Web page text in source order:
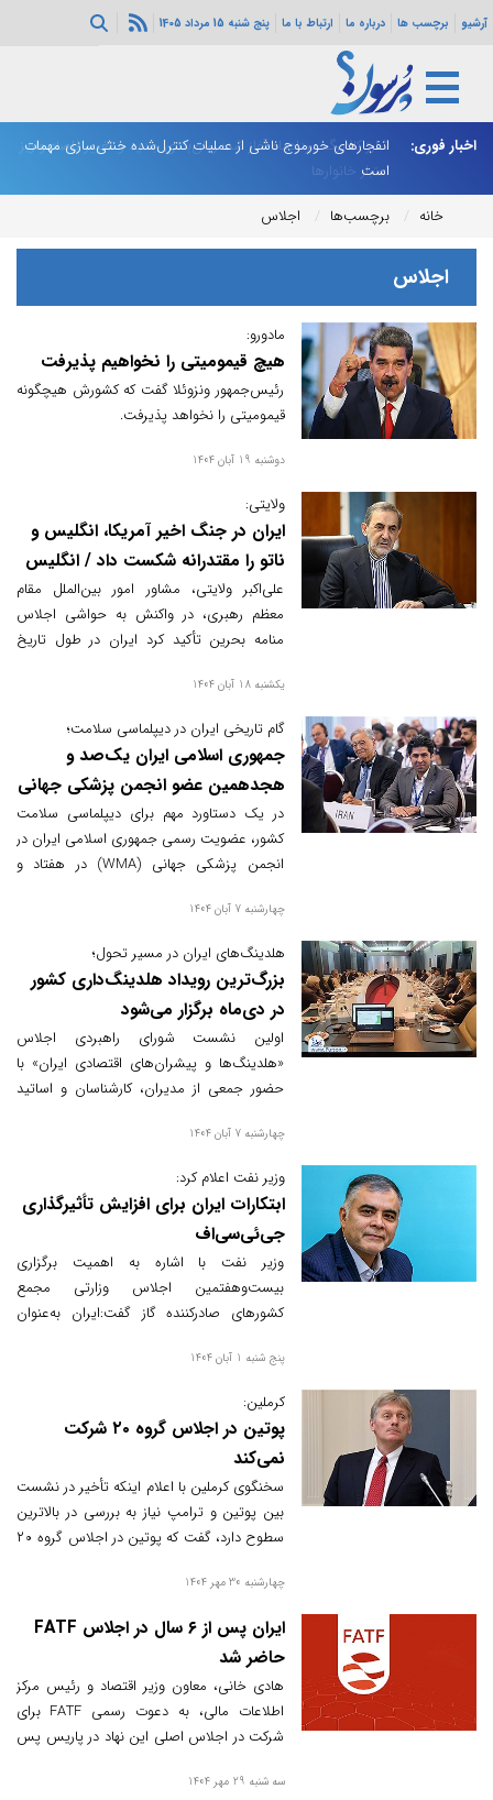
آرشیو برچسب ها درباره ما ارتباط با ما پنج شنبه 15 مرداد 1405
اخبار فوری:
فاصله واریز
انفجارهای خورموج ناشی از عملیات کنترل‌شده خنثی‌سازی مهمات
است
خانه برچسب‌ها اجلاس
اجلاس
مادورو:
هیچ قیمومیتی را نخواهیم پذیرفت
رئیس‌جمهور ونزوئلا گفت که کشورش هیچگونه
قیمومیتی را نخواهد پذیرفت.
دوشنبه 19 آبان 1404
ولایتی:
ایران در جنگ اخیر آمریکا، انگلیس و
ناتو را مقتدرانه شکست داد / انگلیس
پشت‌پرده اجلاس منامه است
علی‌اکبر ولایتی، مشاور امور بین‌الملل مقام
معظم رهبری، در واکنش به حواشی اجلاس
منامه بحرین تأکید کرد ایران در طول تاریخ
همواره حامی کشورهای کوچک منطقه بوده
است.
یکشنبه 18 آبان 1404
گام تاریخی ایران در دیپلماسی سلامت؛
جمهوری اسلامی ایران یک‌صد و
هجدهمین عضو انجمن پزشکی جهانی
شد
در یک دستاورد مهم برای دیپلماسی سلامت
کشور، عضویت رسمی جمهوری اسلامی ایران در
انجمن پزشکی جهانی (WMA) در هفتاد و
تصویب رسید.
چهارشنبه 7 آبان 1404
هلدینگ‌های ایران در مسیر تحول؛
بزرگ‌ترین رویداد هلدینگ‌داری کشور
در دی‌ماه برگزار می‌شود
اولین نشست شورای راهبردی اجلاس
«هلدینگ‌ها و پیشران‌های اقتصادی ایران» با
حضور جمعی از مدیران، کارشناسان و اساتید
هلدینگ‌های چندرشته‌ای و انجمن‌های
صنعتی برگزار شد تا مسیر تدوین راهبردهای
محتوایی و اجرایی این اجلاس ملی مشخص
شود.
چهارشنبه 7 آبان 1404
وزیر نفت اعلام کرد:
ابتکارات ایران برای افزایش تأثیرگذاری
جی‌ئی‌سی‌اف
وزیر نفت با اشاره به اهمیت برگزاری
بیست‌وهفتمین اجلاس وزارتی مجمع
کشورهای صادرکننده گاز گفت:ایران به‌عنوان
منافع جمعی را در یک افق بلندمدت تامین کند.
پنج شنبه 1 آبان 1404
کرملین:
پوتین در اجلاس گروه ۲۰ شرکت
نمی‌کند
سخنگوی کرملین با اعلام اینکه تأخیر در نشست
بین پوتین و ترامپ نیاز به بررسی در بالاترین
سطوح دارد، گفت که پوتین در اجلاس گروه ۲۰
چهارشنبه 30 مهر 1404
ایران پس از ۶ سال در اجلاس FATF
حاضر شد
هادی خانی، معاون وزیر اقتصاد و رئیس مرکز
اطلاعات مالی، به دعوت رسمی FATF برای
شرکت در اجلاس اصلی این نهاد در پاریس پس
ایران و تصویب کنوانسیون پالرمو مورد بررسی
سه شنبه 29 مهر 1404